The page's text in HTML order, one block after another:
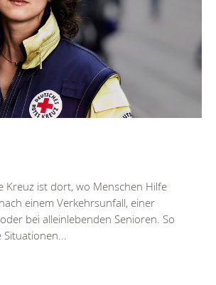
Kreuz ist dort, wo Menschen Hilfe
einem Verkehrsunfall, einer
bei alleinlebenden Senioren. So